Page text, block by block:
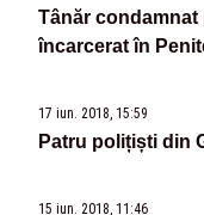
Tânăr
încarcerat în
17 iun. 2018, 15:59
Patru polițiști din
15 iun. 2018, 11:46